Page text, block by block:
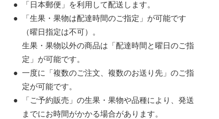
「日本郵便」を利用して配送します。
「生果・果物は配達時間のご指定」が可能です
（曜日指定は不可）。
生果・果物以外の商品は「配達時間と曜日のご指
定」が可能です。
一度に「複数のご注文、複数のお送り先」のご指
定が可能です。
「ご予約販売」の生果・果物や品種により、発送
までにお時間がかかる場合があります。